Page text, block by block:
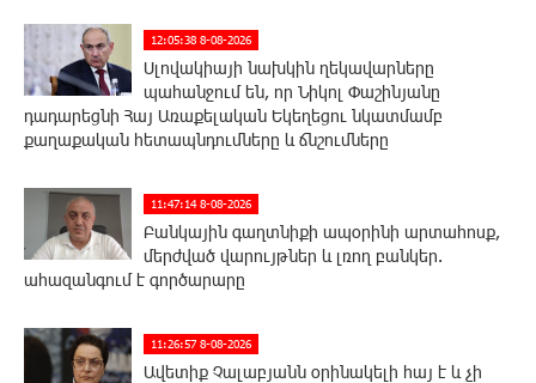
12:05:38 8-08-2026
Սլովակիայի նախկին ղեկավարները
պահանջում են, որ Նիկոլ Փաշինյանը
դադարեցնի Հայ Առաքելական Եկեղեցու նկատմամբ
քաղաքական հետապնդումները և ճնշումները
11:47:14 8-08-2026
Բանկային գաղտնիքի ապօրինի արտահոսք,
մերժված վարույթներ և լռող բանկեր.
ահազանգում է գործարարը
11:26:57 8-08-2026
Ավետիք Չալաբյանն օրինակելի հայ է և չի